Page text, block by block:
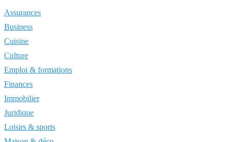
Assurances
Business
Cuisine
Culture
Emploi & formations
Finances
Immobilier
Juridique
Loisirs & sports